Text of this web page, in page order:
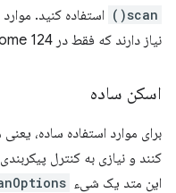
scan()
استفاده کنید.
نیاز دارند که فقط در Chrome 124 و بالاتر پشتیبانی می‌شوند.
اسکن ساده
برای موارد استفاده ساده،
کنند و نیازی به کنترل پیکربندی
این متد یک شیء